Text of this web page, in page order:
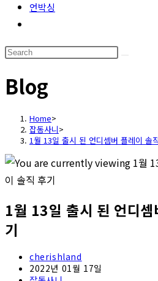
언박싱
search
Search
website
Blog
Home>
잡동사니>
1월 13일 출시 된 언디셈버 플레이 솔
1월 13일 출시 된 언디
기
Post
author:
cherishland
Post
2022년 01월 17일